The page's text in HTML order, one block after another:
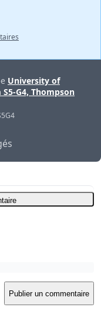
University of
S5-G4, Thompson
Publier un commentaire